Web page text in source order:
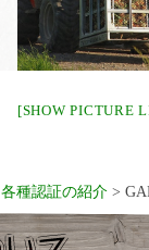
[SHOW PICTURE
各種認証の紹介 >